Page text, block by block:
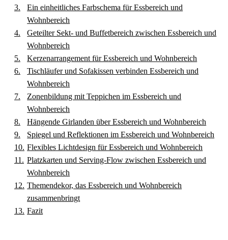
Ein einheitliches Farbschema für Essbereich und
Wohnbereich
Geteilter Sekt- und Buffetbereich zwischen Essbereich und
Wohnbereich
Kerzenarrangement für Essbereich und Wohnbereich
Tischläufer und Sofakissen verbinden Essbereich und
Wohnbereich
Zonenbildung mit Teppichen im Essbereich und
Wohnbereich
Hängende Girlanden über Essbereich und Wohnbereich
Spiegel und Reflektionen im Essbereich und Wohnbereich
Flexibles Lichtdesign für Essbereich und Wohnbereich
Platzkarten und Serving-Flow zwischen Essbereich und
Wohnbereich
Themendekor, das Essbereich und Wohnbereich
zusammenbringt
Fazit